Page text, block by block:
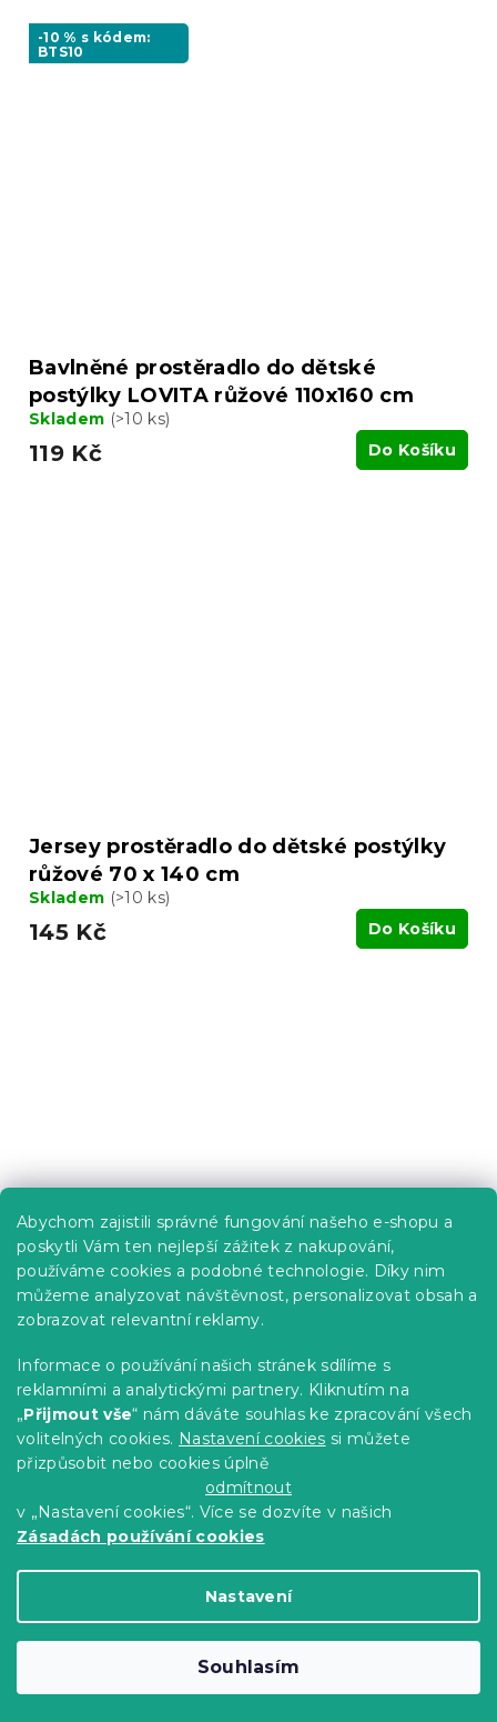
Abychom zajistili správné fungování našeho e-shopu a
poskytli Vám ten nejlepší zážitek z nakupování,
používáme cookies a podobné technologie. Díky nim
můžeme analyzovat návštěvnost, personalizovat obsah a
zobrazovat relevantní reklamy.
Informace o používání našich stránek sdílíme s
reklamními a analytickými partnery. Kliknutím na
„Přijmout vše“ nám dáváte souhlas ke zpracování všech
volitelných cookies. Nastavení cookies si můžete
přizpůsobit nebo cookies úplně
odmítnout
v „Nastavení cookies“. Více se dozvíte v našich
Zásadách používání cookies
Nastavení
Souhlasím
-10 % s kódem:
BTS10
Bavlněné prostěradlo do dětské
postýlky LOVITA růžové 110x160 cm
Skladem (>10 ks)
119 Kč Do Košíku
Jersey prostěradlo do dětské postýlky
růžové 70 x 140 cm
Skladem (>10 ks)
145 Kč Do Košíku
Jersey prostěradlo do dětské postýlky
Skladem(>10 ks)
145 Kč Do Košíku